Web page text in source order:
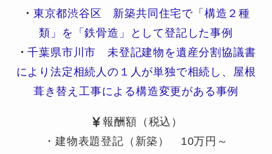
・ 東京都渋谷区 新築共同住宅で「構造２種
類」を「鉄骨造」として登記した事例
・千葉県市川市 未登記建物を遺産分割協議書
により法定相続人の１人が単独で相続し、屋根
葺き替え工事による構造変更がある事例
報酬額（税込）
・建物表題登記（新築） 10万円～